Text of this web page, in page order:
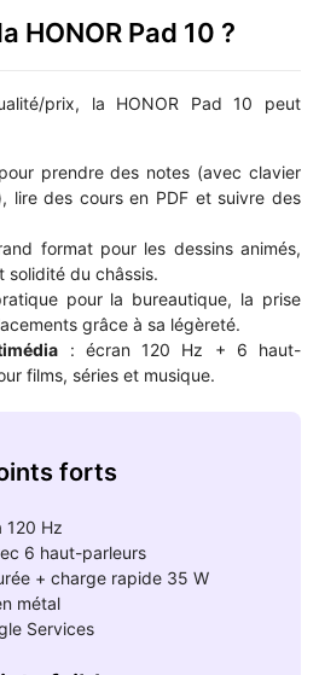
HONOR Pad 10 ?
prix, la HONOR Pad 10 peut
prendre des notes (avec clavier
lire des cours en PDF et suivre des
format pour les dessins animés,
solidité du châssis.
pour la bureautique, la prise
grâce à sa légèreté.
: écran 120 Hz + 6 haut-
films, séries et musique.
forts
120 Hz
6 haut-parleurs
+ charge rapide 35 W
métal
Services